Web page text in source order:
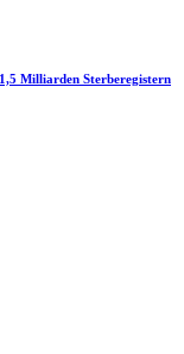
Milliarden Sterberegistern